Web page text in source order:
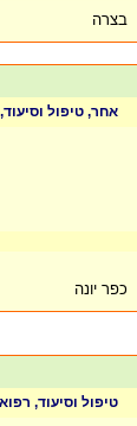
בצרה
אחר, טיפול
כפר יונה
טיפול וסיעוד,